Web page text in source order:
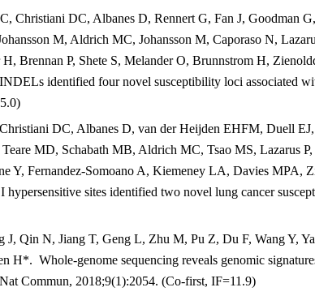
Christiani DC, Albanes D, Rennert G, Fan J, Goodman
M, Aldrich MC, Johansson M, Caporaso N,
Brennan P, Shete S, Melander O, Brunnstrom H,
identified four novel susceptibility loci associated
DC, Albanes D, van der Heijden EHFM, Duell
MD, Schabath MB, Aldrich MC, Tsao MS, Lazarus P,
Y, Fernandez-Somoano A, Kiemeney LA, Davies MPA,
sites identified two novel lung cancer
J, Qin N, Jiang T, Geng L, Zhu M, Pu Z, Du F, Wang Y,
H*. Whole-genome sequencing reveals genomic
Nat Commun, 2018;9(1):2054. (Co-first, IF=11.9)